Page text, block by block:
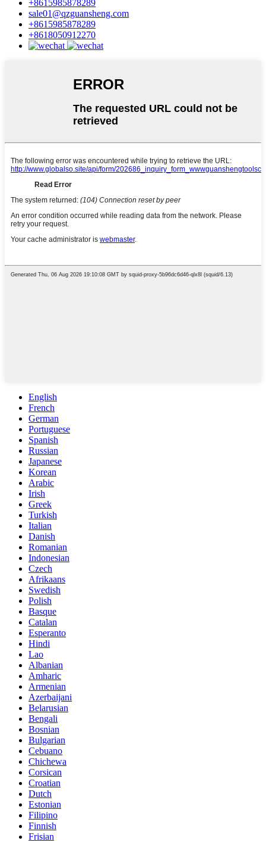
+8615985878289
sale01@qzguansheng.com
+8615985878289
+8618050912270
English
French
German
Portuguese
Spanish
Russian
Japanese
Korean
Arabic
Irish
Greek
Turkish
Italian
Danish
Romanian
Indonesian
Czech
Afrikaans
Swedish
Polish
Basque
Catalan
Esperanto
Hindi
Lao
Albanian
Amharic
Armenian
Azerbaijani
Belarusian
Bengali
Bosnian
Bulgarian
Cebuano
Chichewa
Corsican
Croatian
Dutch
Estonian
Filipino
Finnish
Frisian